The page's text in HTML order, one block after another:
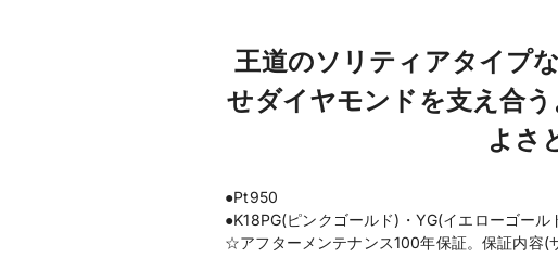
王道のソリティアタイプ
せダイヤモンドを支え合
よさ
●Pt950
●K18PG(ピンクゴールド)・YG(イエローゴール
☆アフターメンテナンス100年保証。保証内容(